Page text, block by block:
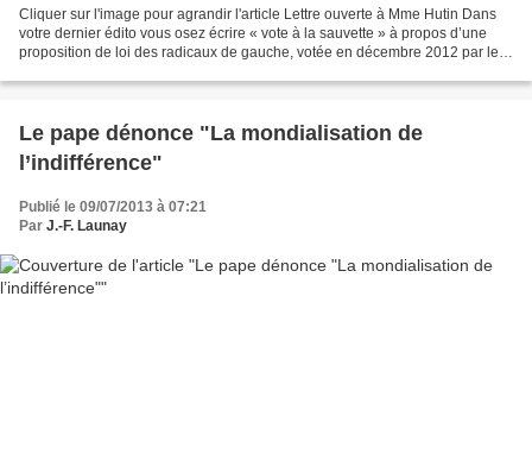
Cliquer sur l'image pour agrandir l'article Lettre ouverte à Mme Hutin Dans
votre dernier édito vous osez écrire « vote à la sauvette » à propos d’une
proposition de loi des radicaux de gauche, votée en décembre 2012 par le
Le pape dénonce "La mondialisation de
l’indifférence"
Publié le 09/07/2013 à 07:21
Par J.-F. Launay